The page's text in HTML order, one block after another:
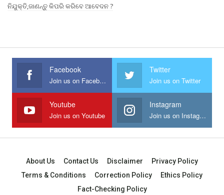
ନିଯୁକ୍ତି,ଜାଣନ୍ତୁ କିପରି କରିବେ ଆବେଦନ ?
Facebook
Join us on Facebook
Twitter
Join us on Twitter
Youtube
Join us on Youtube
Instagram
Join us on Instagram
About Us Contact Us Disclaimer
Privacy Policy
Terms & Conditions
Correction Policy
Ethics Policy
Fact-Checking Policy